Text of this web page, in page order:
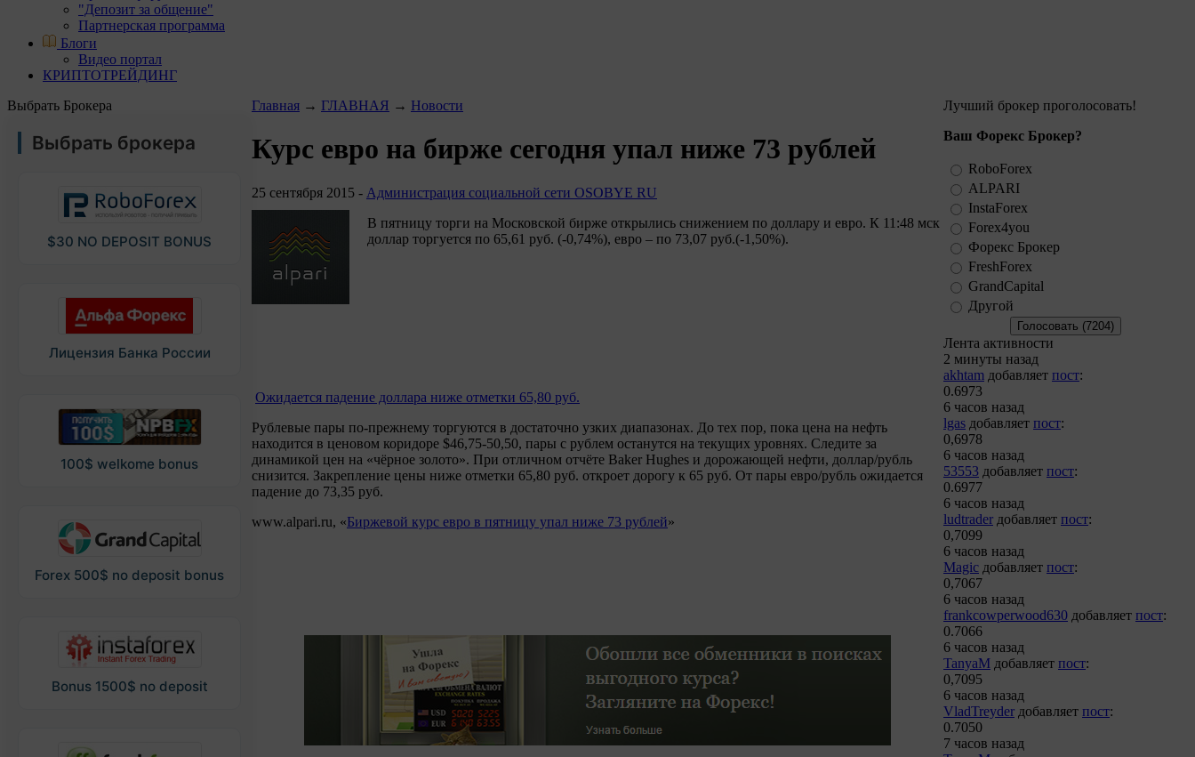
"Депозит за общение"
Партнерская программа
Блоги
Видео портал
КРИПТОТРЕЙДИНГ
Выбрать Брокера
Выбрать брокера
$30 NO DEPOSIT BONUS
Лицензия Банка России
100$ welkome bonus
Forex 500$ no deposit bonus
Bonus 1500$ no deposit
Главная → ГЛАВНАЯ → Новости
Курс евро на бирже сегодня упал ниже 73 рублей
25 сентября 2015 - Администрация социальной сети OSOBYE RU
В пятницу торги на Московской бирже открылись снижением по доллару и евро. К 11:48 мск
доллар торгуется по 65,61 руб. (-0,74%), евро – по 73,07 руб.(-1,50%).
Ожидается падение доллара ниже отметки 65,80 руб.
Рублевые пары по-прежнему торгуются в достаточно узких диапазонах. До тех пор, пока цена на нефть
находится в ценовом коридоре $46,75-50,50, пары с рублем останутся на текущих уровнях. Следите за
динамикой цен на «чёрное золото». При отличном отчёте Baker Hughes и дорожающей нефти, доллар/рубль
снизится. Закрепление цены ниже отметки 65,80 руб. откроет дорогу к 65 руб. От пары евро/рубль ожидается
падение до 73,35 руб.
www.alpari.ru, «Биржевой курс евро в пятницу упал ниже 73 рублей»
Лучший брокер проголосовать!
Ваш Форекс Брокер?
RoboForex
ALPARI
InstaForex
Forex4you
Форекс Брокер
FreshForex
GrandCapital
Другой
Лента активности
2 минуты назад
akhtam добавляет пост:
0.6973
6 часов назад
lgas добавляет пост:
0,6978
6 часов назад
53553 добавляет пост:
0.6977
6 часов назад
ludtrader добавляет пост:
0,7099
6 часов назад
Magic добавляет пост:
0,7067
6 часов назад
frankcowperwood630 добавляет пост:
0.7066
6 часов назад
TanyaM добавляет пост:
0,7095
6 часов назад
VladTreyder добавляет пост:
0.7050
7 часов назад